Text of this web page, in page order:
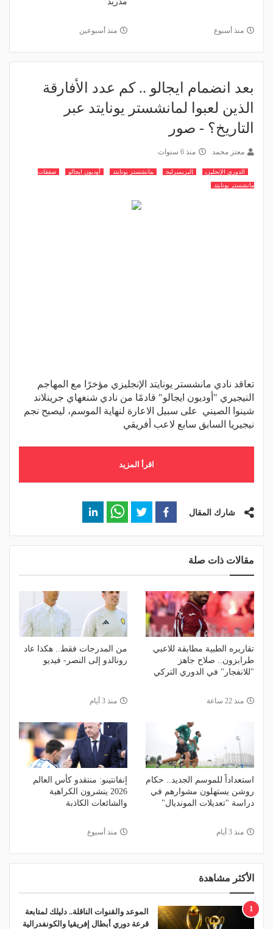
منذ أسبوع منذ أسبوعين
بعد انضمام ايجالو .. كم عدد الأفارقة
الذين لعبوا لمانشستر يونايتد عبر
التاريخ؟ - صور
معتز محمد منذ 6 سنوات
الدوري الإنجليزي البريميرليج مانشستر يونايتد أوديون ايجالو
صفقات
مانشستر يونايتد
تعاقد نادي مانشستر يونايتد الإنجليزي مؤخرًا مع المهاجم
النيجيري "أوديون ايجالو" قادمًا من نادي شنغهاي جرينلاند
شينوا الصيني على سبيل الاعارة لنهاية الموسم، ليصبح نجم
نيجيريا السابق سابع لاعب أفريقي
اقرأ المزيد
شارك المقال
مقالات ذات صلة
تقاريره الطبية مطابقة للاعبي
طرابزون.. صلاح جاهز
"للانفجار" في الدوري التركي
منذ 22 ساعة
من المدرجات فقط.. هكذا عاد
رونالدو إلى النصر- فيديو
منذ 3 أيام
استعداداً للموسم الجديد.. حكام
روشن يستهلون مشوارهم في
دراسة "تعديلات المونديال"
منذ 3 أيام
إنفانتينو: منتقدو كأس العالم
2026 ينشرون الكراهية
والشائعات الكاذبة
منذ أسبوع
الأكثر مشاهدة
1
الموعد والقنوات الناقلة.. دليلك لمتابعة
قرعة دوري أبطال إفريقيا والكونفدرالية